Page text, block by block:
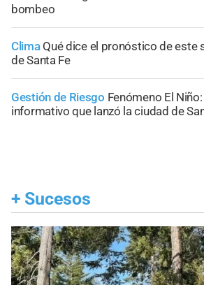
bombeo
Clima Qué dice el pronóstico de este
de Santa Fe
Gestión de Riesgo Fenómeno El
informativo que lanzó la ciudad de
+ Sucesos